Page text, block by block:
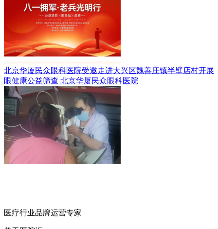
北京华厦民众眼科医院受邀走进大兴区魏善庄镇半壁店村开展
眼健康公益筛查 北京华厦民众眼科医院
医疗行业品牌运营专家